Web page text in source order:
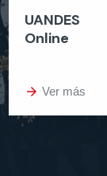
UANDES
Online
arrow_forward Ver más